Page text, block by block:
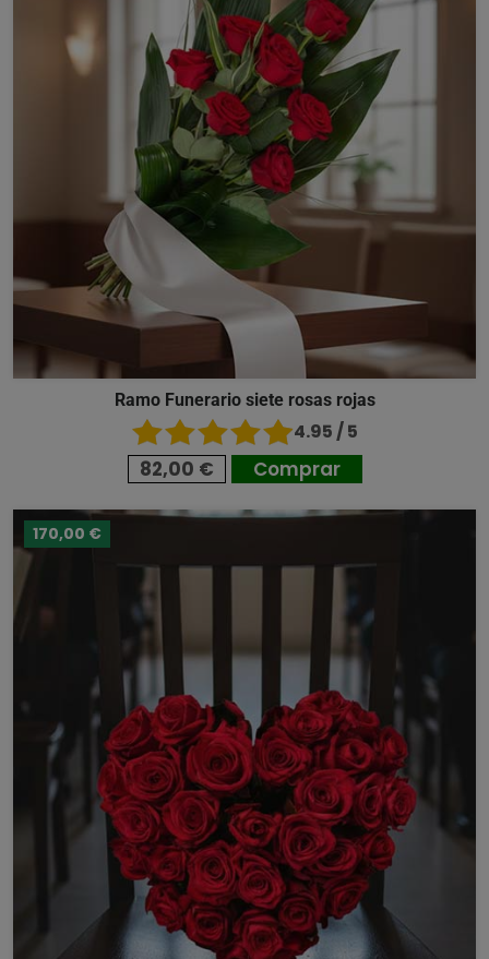
Ramo Funerario siete rosas rojas
4.95 / 5
82,00 € Comprar
170,00 €